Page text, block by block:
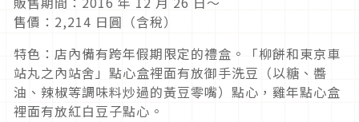
售價：2,214 日圓（含稅）
特色：店內備有跨年假期限定的禮盒。「柳餅和東京車
站丸之內站舍」點心盒裡面有放御手洗豆（以糖、醬
油、辣椒等調味料炒過的黃豆零嘴）點心，雞年點心盒
裡面有放紅白豆子點心。